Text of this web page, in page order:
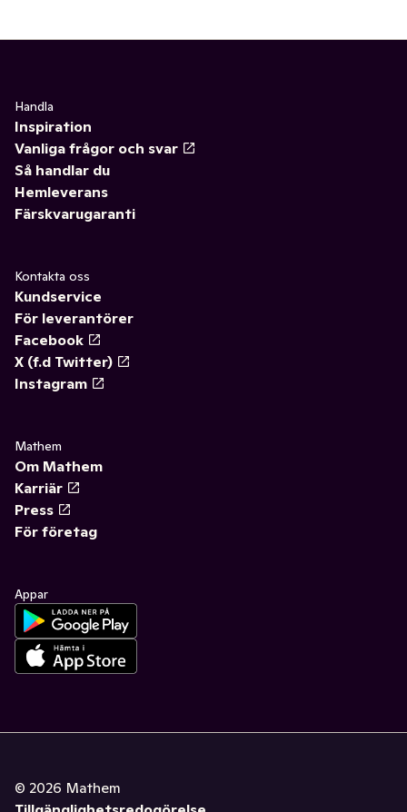
Handla
Inspiration
Vanliga frågor och svar
Så handlar du
Hemleverans
Färskvarugaranti
Kontakta oss
Kundservice
För leverantörer
Facebook
X (f.d Twitter)
Instagram
Mathem
Om Mathem
Karriär
Press
För företag
Appar
© 2026 Mathem